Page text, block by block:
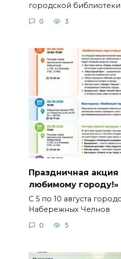
городской библиотеки
0 3
Праздничная
любимому городу!»
С 5 по 10 августа
Набережных Челнов
0 5